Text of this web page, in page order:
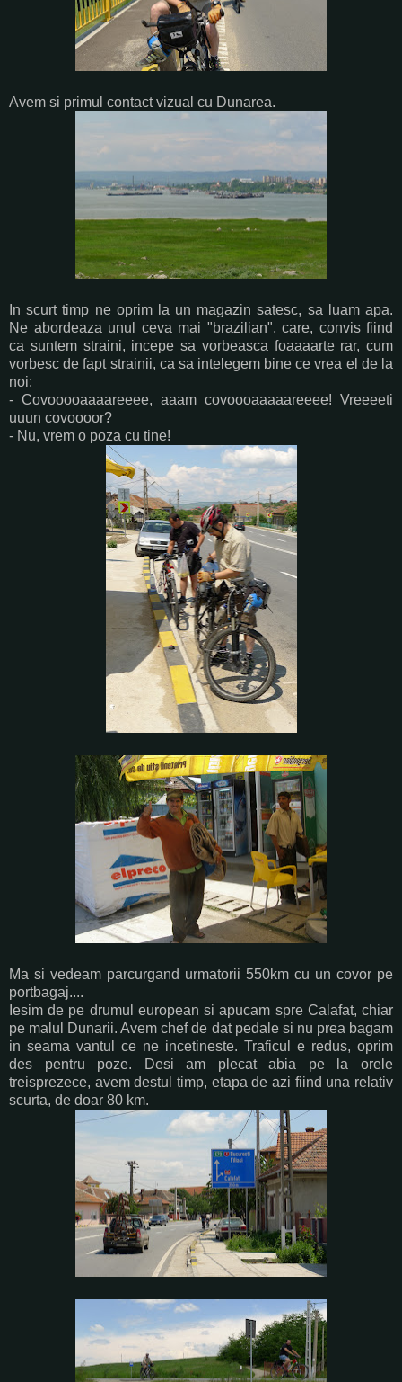
Avem si primul contact vizual cu Dunarea.
In scurt timp ne oprim la un magazin satesc, sa luam apa.
Ne abordeaza unul ceva mai "brazilian", care, convis fiind
ca suntem straini, incepe sa vorbeasca foaaaarte rar, cum
vorbesc de fapt strainii, ca sa intelegem bine ce vrea el de la
noi:
- Covooooaaaareeee, aaam covoooaaaaareeee! Vreeeeti
uuun covoooor?
- Nu, vrem o poza cu tine!
Ma si vedeam parcurgand urmatorii 550km cu un covor pe
portbagaj....
Iesim de pe drumul european si apucam spre Calafat, chiar
pe malul Dunarii. Avem chef de dat pedale si nu prea bagam
in seama vantul ce ne incetineste. Traficul e redus, oprim
des pentru poze. Desi am plecat abia pe la orele
treisprezece, avem destul timp, etapa de azi fiind una relativ
scurta, de doar 80 km.